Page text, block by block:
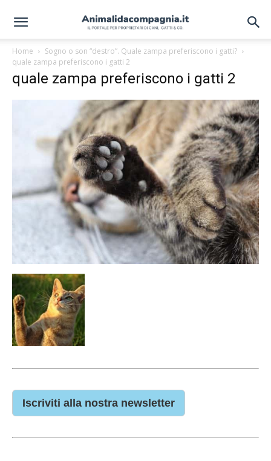
Home
Sogno o son “destro”. Quale zampa preferiscono i gatti?
quale zampa preferiscono i gatti 2
quale zampa preferiscono i gatti 2
Iscriviti alla nostra newsletter